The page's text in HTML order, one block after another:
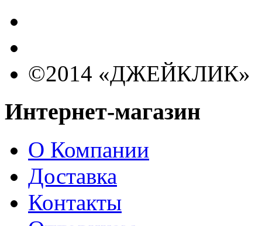
©2014 «ДЖЕЙКЛИК»
Интернет-магазин
О Компании
Доставка
Контакты